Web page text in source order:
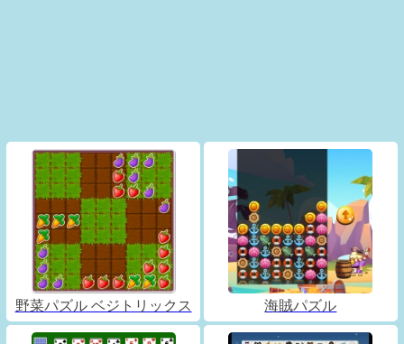
野菜パズル ベジトリックス 海賊パズル